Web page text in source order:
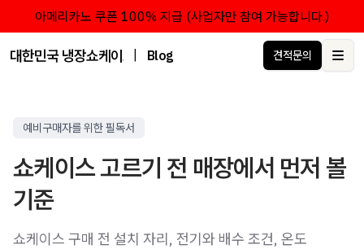
아메리카노 쿠폰 100% 지급 (사업자만 참여 가능합니다.)
대한민국 냉장쇼케이스 점유율 1위 브랜드 한성쇼케이스
Blog 견적문의
예비구매자를 위한 필독서
쇼케이스 고르기 전 매장에서 먼저 볼
기준
쇼케이스 구매 전 설치 자리, 전기와 배수 조건, 온도